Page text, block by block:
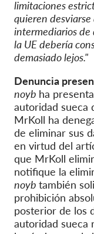
limitaciones
quieren
intermediarios de
la UE debería
demasiado lejos."
Denuncia
noyb ha
autoridad sueca
MrKoll ha
de eliminar sus
en virtud del
que MrKoll
notifique la
noyb también
prohibición
posterior de los
autoridad sueca